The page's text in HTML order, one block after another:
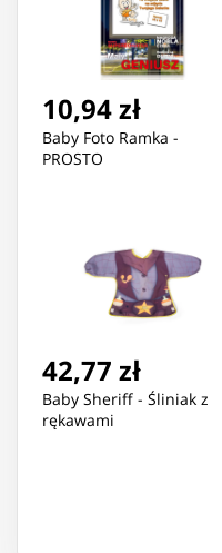
10,94 zł
Baby Foto Ramka -
PROSTO
42,77 zł
Baby Sheriff - Śliniak z
rękawami